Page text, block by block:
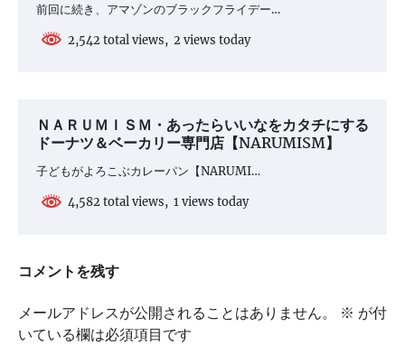
前回に続き、アマゾンのブラックフライデー…
2,542 total views, 2 views today
ＮＡＲＵＭＩＳＭ・あったらいいなをカタチにする
ドーナツ＆ベーカリー専門店【NARUMISM】
子どもがよろこぶカレーパン【NARUMI…
4,582 total views, 1 views today
コメントを残す
メールアドレスが公開されることはありません。 ※ が付
いている欄は必須項目です